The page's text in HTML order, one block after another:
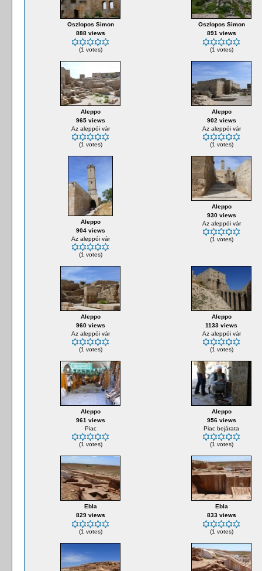
Oszlopos Simon
888 views
(1 votes)
Oszlopos Simon
891 views
(1 votes)
Aleppo
965 views
Az aleppói vár
(1 votes)
Aleppo
902 views
Az aleppói vár
(1 votes)
Aleppo
904 views
Az aleppói vár
(1 votes)
Aleppo
930 views
Az aleppói vár
(1 votes)
Aleppo
960 views
Az aleppói vár
(1 votes)
Aleppo
1133 views
Az aleppói vár
(1 votes)
Aleppo
961 views
Piac
(1 votes)
Aleppo
956 views
Piac bejárata
(1 votes)
Ebla
829 views
(1 votes)
Ebla
833 views
(1 votes)